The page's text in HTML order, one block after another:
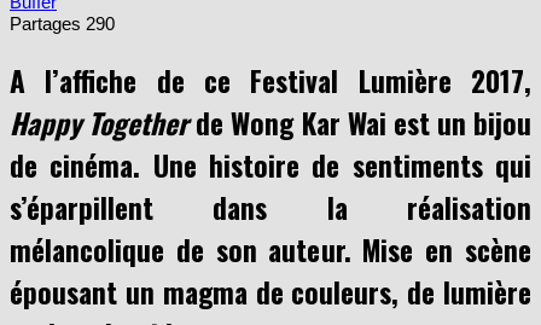
A l’affiche de ce Festival Lumière 2017,
Happy Together de Wong Kar Wai est un bijou
de cinéma. Une histoire de sentiments qui
s’éparpillent dans la réalisation
mélancolique de son auteur. Mise en scène
épousant un magma de couleurs, de lumière
et de polaroids amoureux.